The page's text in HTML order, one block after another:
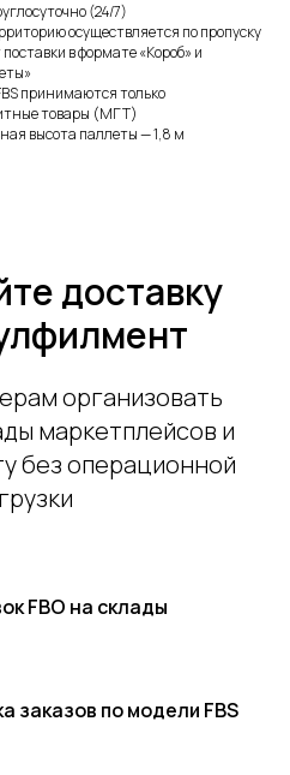
(24/7)
осуществляется по пропуску
в формате «Короб» и
принимаются только
товары (МГТ)
высота паллеты — 1,8 м
доставку
организовать
маркетплейсов и
без операционной
FBO на склады
заказов по модели FBS